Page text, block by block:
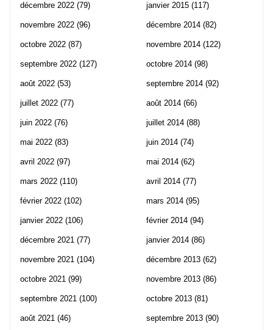
décembre 2022 (79)
novembre 2022 (96)
octobre 2022 (87)
septembre 2022 (127)
août 2022 (53)
juillet 2022 (77)
juin 2022 (76)
mai 2022 (83)
avril 2022 (97)
mars 2022 (110)
février 2022 (102)
janvier 2022 (106)
décembre 2021 (77)
novembre 2021 (104)
octobre 2021 (99)
septembre 2021 (100)
août 2021 (46)
janvier 2015 (117)
décembre 2014 (82)
novembre 2014 (122)
octobre 2014 (98)
septembre 2014 (92)
août 2014 (66)
juillet 2014 (88)
juin 2014 (74)
mai 2014 (62)
avril 2014 (77)
mars 2014 (95)
février 2014 (94)
janvier 2014 (86)
décembre 2013 (62)
novembre 2013 (86)
octobre 2013 (81)
septembre 2013 (90)